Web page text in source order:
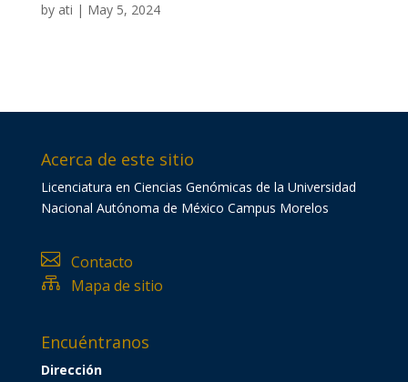
by ati | May 5, 2024
Acerca de este sitio
Licenciatura en Ciencias Genómicas de la Universidad
Nacional Autónoma de México Campus Morelos
 Contacto
 Mapa de sitio
Encuéntranos
Dirección